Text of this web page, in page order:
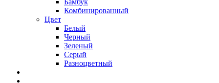
Бамбук
Комбинированный
Цвет
Белый
Черный
Зеленый
Серый
Разноцветный